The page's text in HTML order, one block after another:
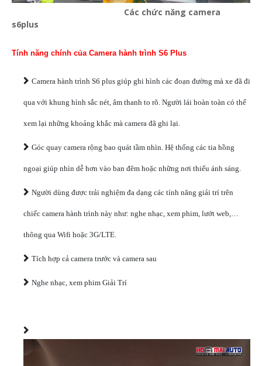
Các chức năng camera
s6plus
Tính năng chính của Camera hành trình S6 Plus
Camera hành trình S6 plus giúp ghi hình các đoạn đường mà xe đã đi
qua với khung hình sắc nét, âm thanh to rõ. Người lái hoàn toàn có thể
xem lại những khoảng khắc mà camera đã ghi lại.
Góc quay camera rộng bao quát tầm nhìn. Hệ thống các tia hồng
ngoại giúp nhìn dễ hơn vào ban đêm hoặc những nơi thiếu ánh sáng.
Người dùng được trải nghiệm đa dạng các tính năng giải trí trên
chiếc camera hành trình này như: nghe nhạc, xem phim, lướt web,…
thông qua Wifi hoặc 3G/LTE.
Tích hợp cả camera trước và camera sau
Nghe nhạc, xem phim Giải Trí